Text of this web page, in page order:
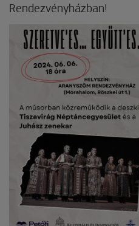
Rendezvényházban!